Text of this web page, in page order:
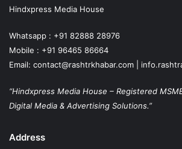
Hindxpress Media House
Whatsapp : +91 82888 28976
Mobile : +91 96465 86664
Email: contact@rashtrkhabar.com |
“Hindxpress Media House – Registered
Digital Media & Advertising Solutions.”
Address